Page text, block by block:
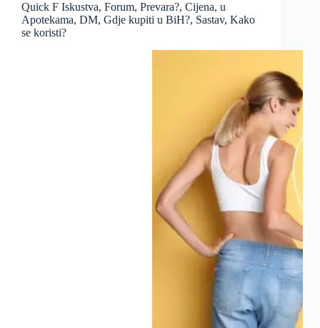
Quick F Iskustva, Forum, Prevara?, Cijena, u
Apotekama, DM, Gdje kupiti u BiH?, Sastav, Kako
se koristi?